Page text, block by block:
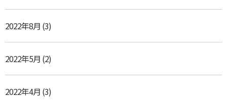
2022年8月 (3)
2022年5月 (2)
2022年4月 (3)